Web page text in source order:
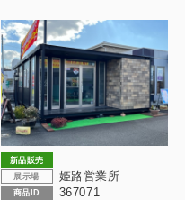
新品販売
展示場
姫路営業所
商品ID 367071